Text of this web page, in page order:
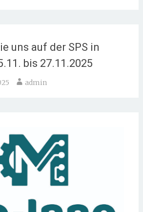
uns auf der SPS in
bis 27.11.2025
admin